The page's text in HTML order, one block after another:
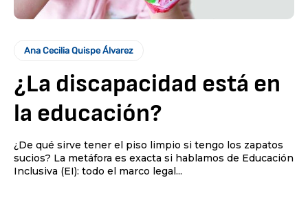
Ana Cecilia Quispe Álvarez
¿La discapacidad está en
la educación?
¿De qué sirve tener el piso limpio si tengo los zapatos
sucios? La metáfora es exacta si hablamos de Educación
Inclusiva (EI): todo el marco legal...